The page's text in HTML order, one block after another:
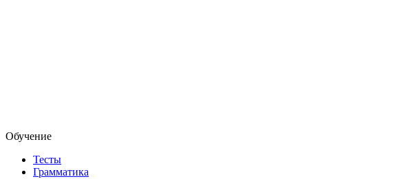
Обучение
Тесты
Грамматика